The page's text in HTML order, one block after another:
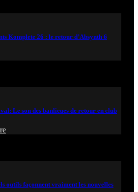
Komplete 26 : le retour d’Absynth 6
Le son des banlieues de retour en club
outils façonnent vraiment les nouvelles